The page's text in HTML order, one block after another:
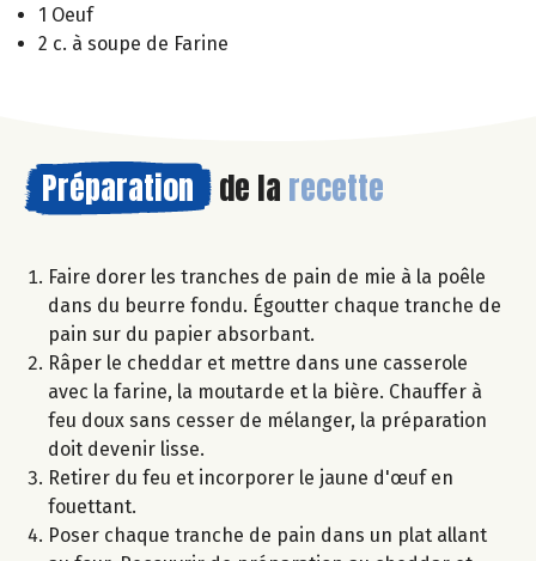
1 Oeuf
2 c. à soupe de Farine
Préparation de la recette
Faire dorer les tranches de pain de mie à la poêle
dans du beurre fondu. Égoutter chaque tranche de
pain sur du papier absorbant.
Râper le cheddar et mettre dans une casserole
avec la farine, la moutarde et la bière. Chauffer à
feu doux sans cesser de mélanger, la préparation
doit devenir lisse.
Retirer du feu et incorporer le jaune d'œuf en
fouettant.
Poser chaque tranche de pain dans un plat allant